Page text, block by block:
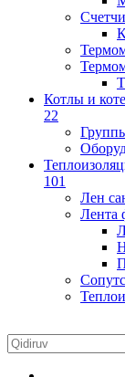
Котлы и
22
101
Лен
Лента